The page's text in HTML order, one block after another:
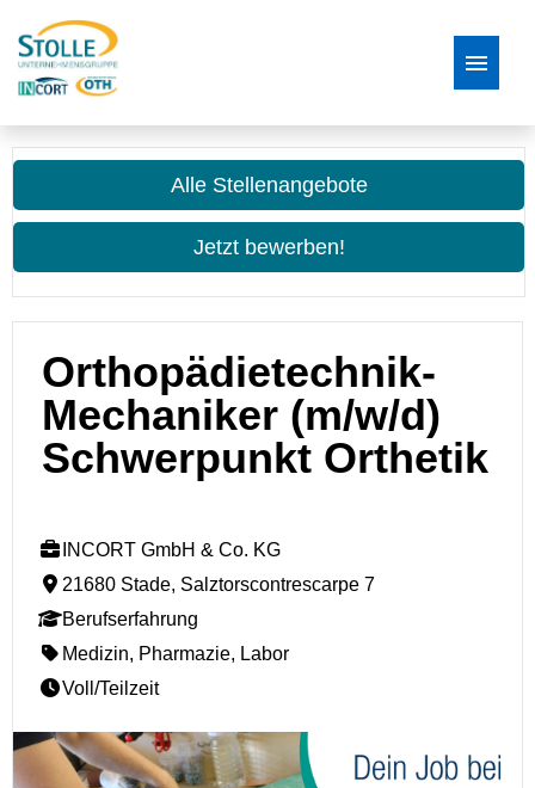
Stellenangebote
Bewerbungsprozess
Alle Stellenangebote
Jetzt bewerben!
Orthopädietechnik-
Mechaniker (m/w/d)
Schwerpunkt Orthetik
INCORT GmbH & Co. KG
21680 Stade, Salztorscontrescarpe 7
Berufserfahrung
Medizin, Pharmazie, Labor
Voll/Teilzeit